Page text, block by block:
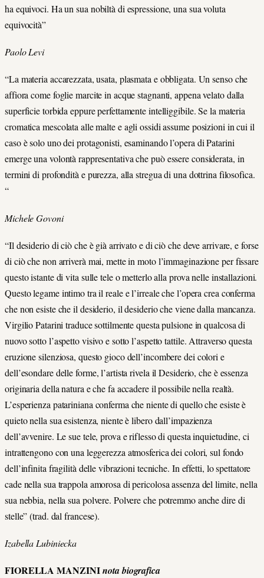
ha equivoci. Ha un sua nobiltà di espressione, una sua voluta
equivocità”
Paolo Levi
“La materia accarezzata, usata, plasmata e obbligata. Un senso che
affiora come foglie marcite in acque stagnanti, appena velato dalla
superficie torbida eppure perfettamente intelliggibile. Se la materia
cromatica mescolata alle malte e agli ossidi assume posizioni in cui il
caso è solo uno dei protagonisti, esaminando l’opera di Patarini
emerge una volontà rappresentativa che può essere considerata, in
termini di profondità e purezza, alla stregua di una dottrina filosofica.
“
Michele Govoni
“Il desiderio di ciò che è già arrivato e di ciò che deve arrivare, e forse
di ciò che non arriverà mai, mette in moto l’immaginazione per fissare
questo istante di vita sulle tele o metterlo alla prova nelle installazioni.
Questo legame intimo tra il reale e l’irreale che l’opera crea conferma
che non esiste che il desiderio, il desiderio che viene dalla mancanza.
Virgilio Patarini traduce sottilmente questa pulsione in qualcosa di
nuovo sotto l’aspetto visivo e sotto l’aspetto tattile. Attraverso questa
eruzione silenziosa, questo gioco dell’incombere dei colori e
dell’esondare delle forme, l’artista rivela il Desiderio, che è essenza
originaria della natura e che fa accadere il possibile nella realtà.
L’esperienza patariniana conferma che niente di quello che esiste è
quieto nella sua esistenza, niente è libero dall’impazienza
dell’avvenire. Le sue tele, prova e riflesso di questa inquietudine, ci
intrattengono con una leggerezza atmosferica dei colori, sul fondo
dell’infinita fragilità delle vibrazioni tecniche. In effetti, lo spettatore
cade nella sua trappola amorosa di pericolosa assenza del limite, nella
sua nebbia, nella sua polvere. Polvere che potremmo anche dire di
stelle” (trad. dal francese).
Izabella Lubiniecka
FIORELLA MANZINInota biografica